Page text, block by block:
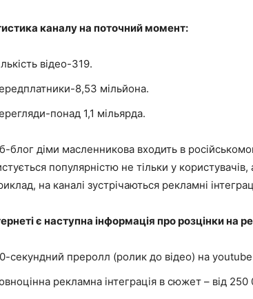
каналу на поточний момент:
відео-319.
8,53 мільйона.
понад 1,1 мільярда.
блог діми масленникова входить в
популярністю не тільки у
на каналі зустрічаються рекламні
є наступна інформація про розцінки на
секундний преролл (ролик до відео) на youtube
рекламна інтеграція в сюжет – від 250